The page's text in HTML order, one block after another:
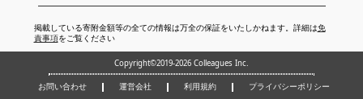
掲載している寄附金額等の全ての情報は万全の保証をいたしかねます。詳細は免
責事項をご覧ください
Copyright©2019-2026 Colleagues Inc.
お問い合わせ 運営会社 利用規約 プライバシーポリシー